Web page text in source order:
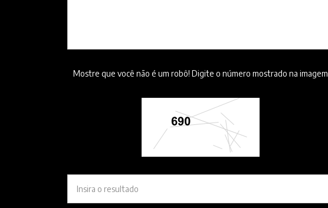
Mostre que você não é um robô! Digite o número mostrado na imagem